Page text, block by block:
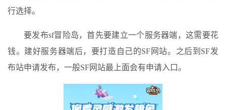
行选择。
要发布sf冒险岛，首先要建立一个服务器端，这需要花
钱。建好服务器端后，要打造自己的SF网站。之后到SF发
布站申请发布，一般SF网站最上面会有申请入口。